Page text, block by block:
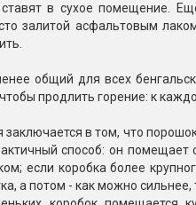
Фонтаны
Вулканы
Ракеты
в сухое помещение.
залитой асфальтовым
общий для всех
продлить горение: к
в том, что
способ: он
если коробка более
а потом - как можно сильнее,